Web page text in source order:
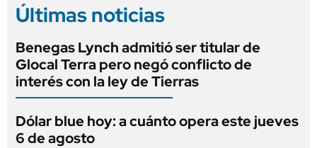
Últimas noticias
Benegas Lynch admitió ser titular de
Glocal Terra pero negó conflicto de
interés con la ley de Tierras
Dólar blue hoy: a cuánto opera este jueves
6 de agosto